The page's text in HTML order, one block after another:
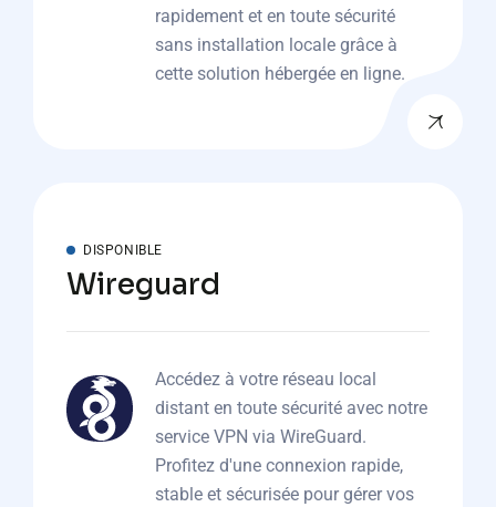
rapidement et en toute sécurité
sans installation locale grâce à
cette solution hébergée en ligne.
DISPONIBLE
Wireguard
Accédez à votre réseau local
distant en toute sécurité avec notre
service VPN via WireGuard.
Profitez d'une connexion rapide,
stable et sécurisée pour gérer vos